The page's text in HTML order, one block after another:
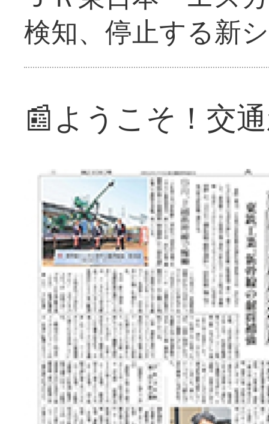
検知、停止する新
📰ようこそ！交